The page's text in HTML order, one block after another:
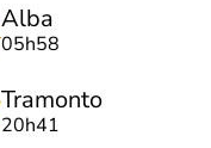
Alba
05h58
Tramonto
20h41